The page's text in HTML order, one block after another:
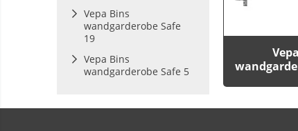
Vepa Bins
wandgarderobe Safe
19
Vepa Bins
wandgarderobe Safe 5